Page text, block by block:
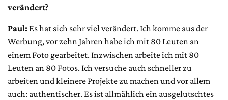
verändert?
Paul:Es hat sich sehr viel verändert. Ich komme aus der
Werbung, vor zehn Jahren habe ich mit 80 Leuten an
einem Foto gearbeitet. Inzwischen arbeite ich mit 80
Leuten an 80 Fotos. Ich versuche auch schneller zu
arbeiten und kleinere Projekte zu machen und vor allem
auch: authentischer. Es ist allmählich ein ausgelutschtes